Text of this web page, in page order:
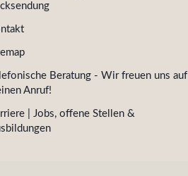
Beratung - Wir freuen uns auf
Anruf!
| Jobs, offene Stellen &